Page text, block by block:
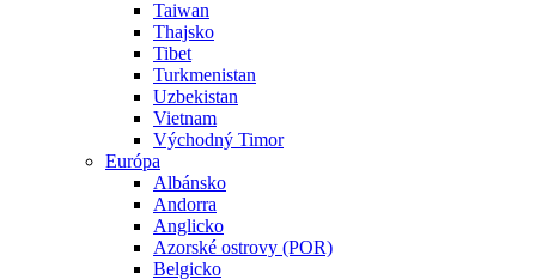
Taiwan
Thajsko
Tibet
Turkmenistan
Uzbekistan
Vietnam
Východný Timor
Európa
Albánsko
Andorra
Anglicko
Azorské ostrovy (POR)
Belgicko